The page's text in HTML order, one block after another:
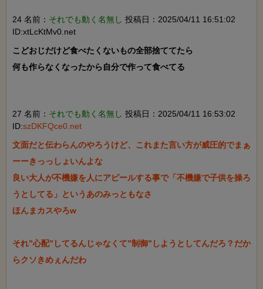
24 名前： それでも動く名無し 投稿日：2025/04/11 16:51:02
ID:xtLcKtMv0.net
こどおじだけど食べたくないもの全部捨ててたら
何も作らなくなったから自分で作って食べてる
27 名前： それでも動く名無し 投稿日：2025/04/11 16:53:02
ID:szDKFQce0.net
文面だと伝わらんのやろうけど、これまた言い方が威圧的でまぁ
ーーきっっしょいんよな
良い大人が不機嫌を人にアピールする事で「不機嫌で子供を操ろ
うとしてる」というあのみっともなさ
ほんまカスやろw
それ”心配”してるんじゃなくて”制御”しようとしてんだろ？だか
らクソきめぇんだわ